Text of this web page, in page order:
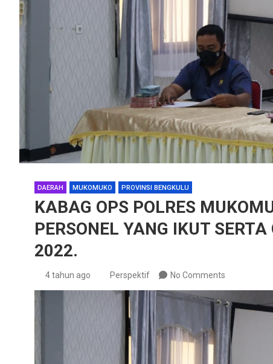
DAERAH MUKOMUKO PROVINSI BENGKULU
KABAG OPS POLRES
PERSONEL YANG IKUT
2022.
4 tahun ago Perspektif No Comments